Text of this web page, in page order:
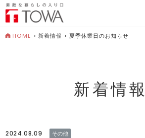
HOME > 新着情報 > 夏季休業日のお知らせ
新着情報
2024.08.09 その他